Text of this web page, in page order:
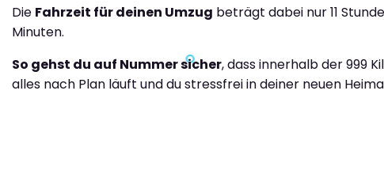
Die Fahrzeit für deinen Umzug beträgt dabei nur 11
Minuten.
So gehst du auf Nummer sicher, dass innerhalb der 999
alles nach Plan läuft und du stressfrei in deiner neuen